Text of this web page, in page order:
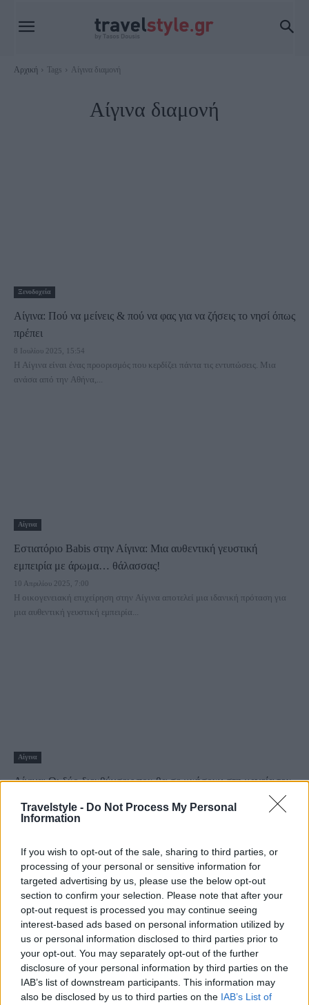
Travelstyle - Do Not Process My Personal
Information
If you wish to opt-out of the sale, sharing to third parties, or
processing of your personal or sensitive information for
targeted advertising by us, please use the below opt-out
section to confirm your selection. Please note that after your
opt-out request is processed you may continue seeing
interest-based ads based on personal information utilized by
us or personal information disclosed to third parties prior to
your opt-out. You may separately opt-out of the further
disclosure of your personal information by third parties on the
IAB’s list of downstream participants. This information may
also be disclosed by us to third parties on the IAB’s List of
Αρχική Tags Αίγινα διαμονή
Αίγινα διαμονή
Ξενοδοχεία
Αίγινα: Πού να μείνεις & πού να φας για να ζήσεις το νησί όπως
πρέπει
8 Ιουλίου 2025, 15:54
Η Αίγινα είναι ένας προορισμός που κερδίζει πάντα τις εντυπώσεις. Μια
ανάσα από την Αθήνα,...
Αίγινα
Εστιατόριο Babis στην Αίγινα: Μια αυθεντική γευστική
εμπειρία με άρωμα… θάλασσας!
10 Απριλίου 2025, 7:00
Η οικογενειακή επιχείρηση στην Αίγινα αποτελεί μια ιδανική πρόταση για
μια αυθεντική γευστική εμπειρία...
Αίγινα
Αίγινα: Οι δύο διευθύνσεις που θα σε μυήσουν στη μαγεία του
29 Μαρτίου 2025, 11:30